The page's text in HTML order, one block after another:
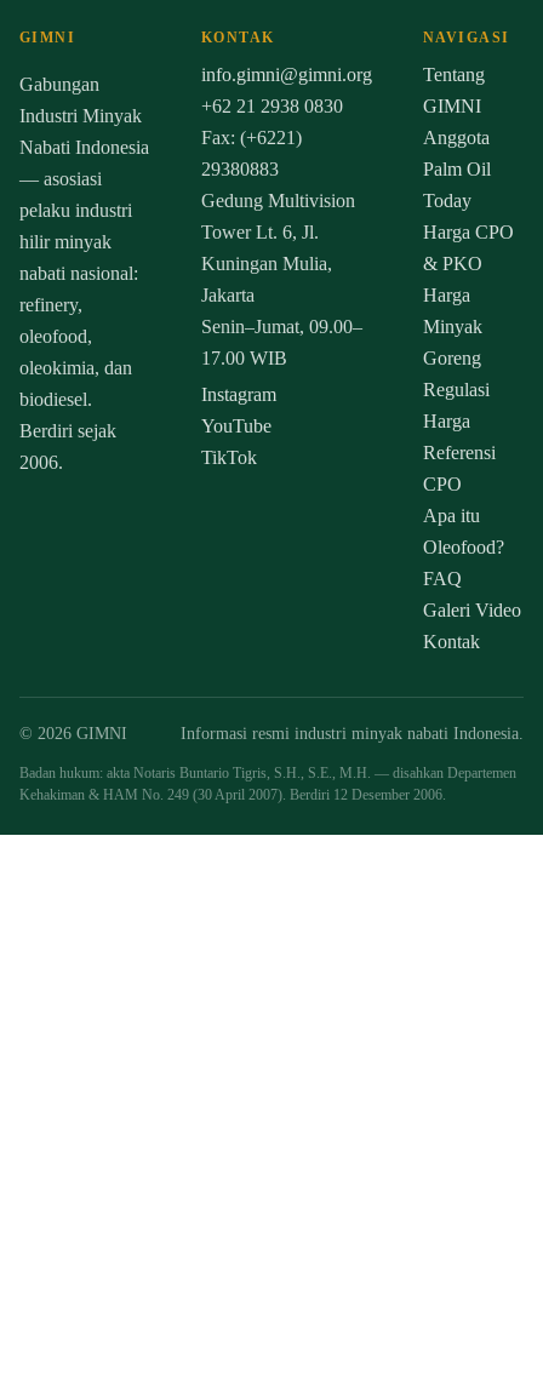
GIMNI
Gabungan
Industri Minyak
Nabati Indonesia
— asosiasi
pelaku industri
hilir minyak
nabati nasional:
refinery,
oleofood,
oleokimia, dan
biodiesel.
Berdiri sejak
2006.
KONTAK
info.gimni@gimni.org
+62 21 2938 0830
Fax: (+6221)
29380883
Gedung Multivision
Tower Lt. 6, Jl.
Kuningan Mulia,
Jakarta
Senin–Jumat, 09.00–
17.00 WIB
Instagram
YouTube
TikTok
NAVIGASI
Tentang
GIMNI
Anggota
Palm Oil
Today
Harga CPO
& PKO
Harga
Minyak
Goreng
Regulasi
Harga
Referensi
CPO
Apa itu
Oleofood?
FAQ
Galeri Video
Kontak
© 2026 GIMNI Informasi resmi industri minyak nabati Indonesia.
Badan hukum: akta Notaris Buntario Tigris, S.H., S.E., M.H. — disahkan Departemen
Kehakiman & HAM No. 249 (30 April 2007). Berdiri 12 Desember 2006.